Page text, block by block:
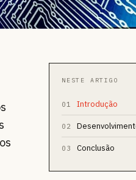
NESTE ARTIGO
01 Introdução
02
03 Conclusão